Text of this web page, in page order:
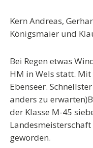
Kern Andreas,
Königsmaier und
Bei Regen etwas
HM in Wels statt.
Ebenseer.
anders zu
der Klasse M-45
geworden.